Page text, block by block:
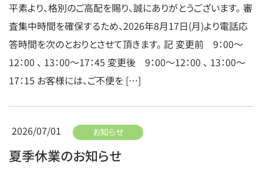
平素より、格別のご高配を賜り、誠にありがとうございます。 審
査集中時間を確保するため、2026年8月17日(月)より電話応
答時間を次のとおりとさせて頂きます。 記 変更前 9：00～
12：00 、 13：00～17：45 変更後 9：00～12：00 、 13：00～
17：15 お客様には、ご不便を […]
2026/07/01 お知らせ
夏季休業のお知らせ